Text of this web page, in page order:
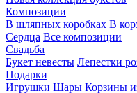
Композиции
В шляпных коробках В
Сердца Все композиции
Свадьба
Букет невесты Лепестки
Подарки
Игрушки Шары Корзины